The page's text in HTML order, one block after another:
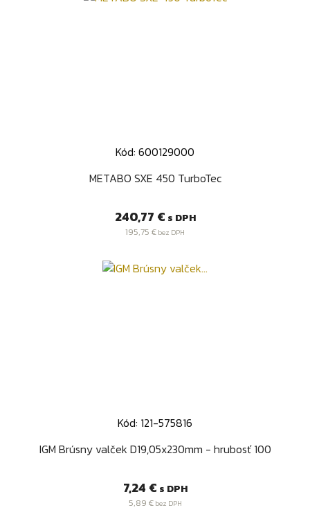
Kód: 600129000
METABO SXE 450 TurboTec
Cena
240,77 € s DPH
195,75 € bez DPH
Kód: 121-575816
IGM Brúsny valček D19,05x230mm - hrubosť 100
Cena
7,24 € s DPH
5,89 €bez DPH